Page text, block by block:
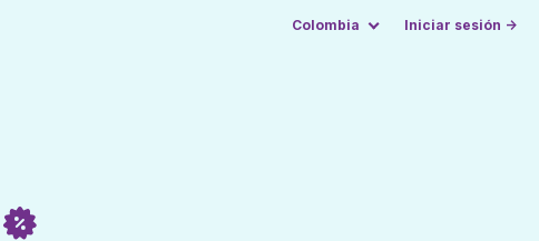
Colombia Iniciar sesión →